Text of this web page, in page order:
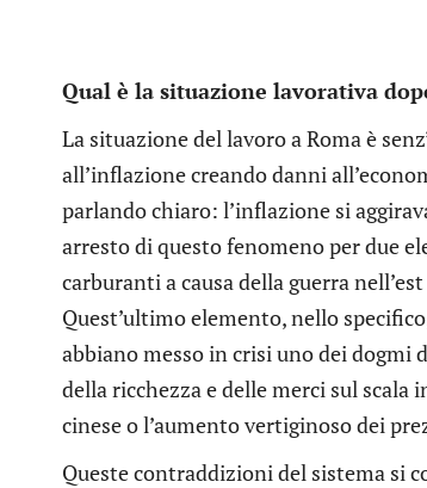
Qual è la situazione lavorativa
La situazione del lavoro a Roma è
all’inflazione creando danni
parlando chiaro: l’inflazione si
arresto di questo fenomeno per due
carburanti a causa della guerra
Quest’ultimo elemento, nello
abbiano messo in crisi uno dei
della ricchezza e delle merci sul scala
cinese o l’aumento vertiginoso dei
Queste contraddizioni del sistema si